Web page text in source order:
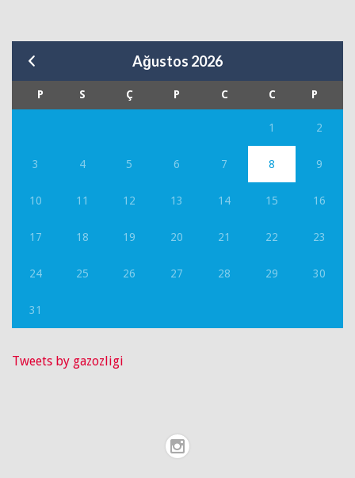
Ağustos 2026
P S Ç P C C P
1 2
3 4 5 6 7 8 9
10 11 12 13 14 15 16
17 18 19 20 21 22 23
24 25 26 27 28 29 30
31
Tweets by gazozligi